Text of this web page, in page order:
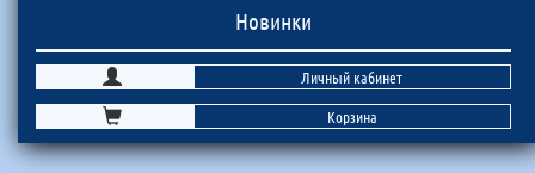
Новинки
Личный кабинет
Корзина